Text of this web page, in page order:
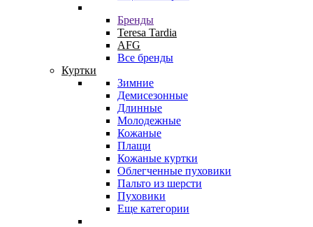
Бренды
Teresa Tardia
AFG
Все бренды
Куртки
Зимние
Демисезонные
Длинные
Молодежные
Кожаные
Плащи
Кожаные куртки
Облегченные пуховики
Пальто из шерсти
Пуховики
Еще категории